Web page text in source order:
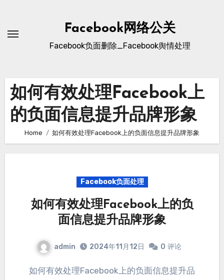
content
Facebook网络公关
Facebook负面删除_Facebook舆情处理
如何有效处理Facebook上
的负面信息提升品牌形象
Home 如何有效处理Facebook上的负面信息提升品牌形象
Facebook负面处理
如何有效处理Facebook上的负
面信息提升品牌形象
admin 2024年11月12日 0 评论
如何有效处理Facebook上的负面信息提升品